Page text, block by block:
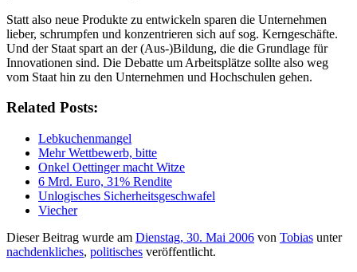
Statt also neue Produkte zu entwickeln sparen die Unternehmen
lieber, schrumpfen und konzentrieren sich auf sog. Kerngeschäfte.
Und der Staat spart an der (Aus-)Bildung, die die Grundlage für
Innovationen sind. Die Debatte um Arbeitsplätze sollte also weg
vom Staat hin zu den Unternehmen und Hochschulen gehen.
Related Posts:
Lebkuchenmangel
Mehr Wettbewerb, bitte
Onkel Oettinger macht Witze
6 Mrd. Euro, 31% Rendite
Unlogisches Sicherheitsgeschwafel
Viecher
Dieser Beitrag wurde am Dienstag, 30. Mai 2006 von Tobias unter
nachdenkliches, politisches veröffentlicht.